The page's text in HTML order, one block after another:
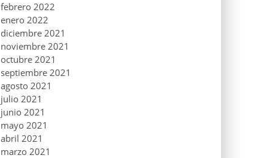
febrero 2022
enero 2022
diciembre 2021
noviembre 2021
octubre 2021
septiembre 2021
agosto 2021
julio 2021
junio 2021
mayo 2021
abril 2021
marzo 2021